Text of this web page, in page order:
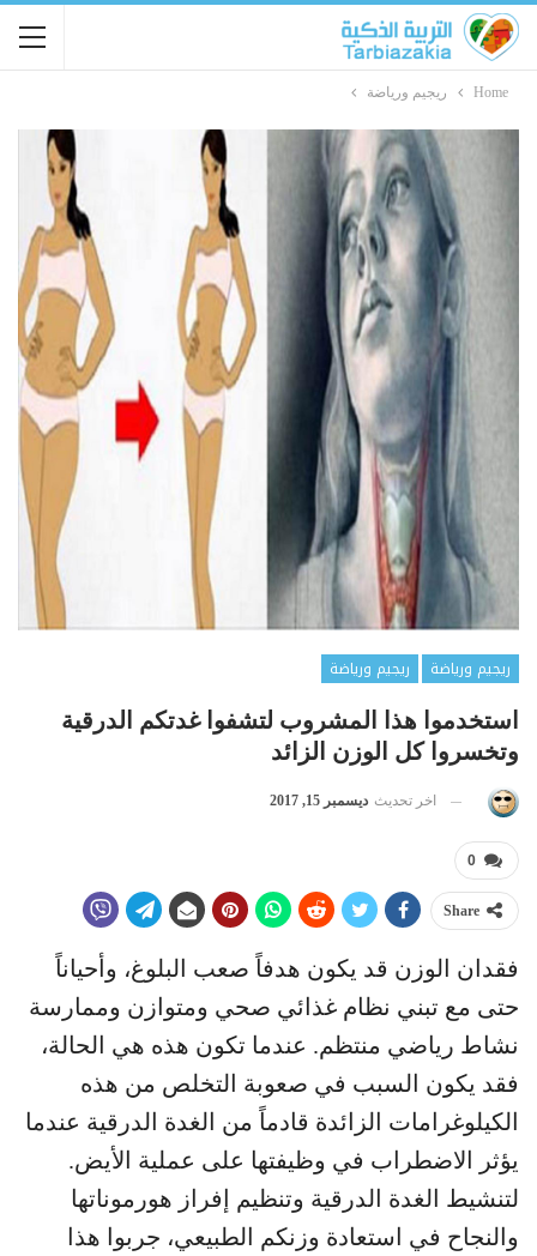
Home ريجيم ورياضة
ريجيم ورياضة
ريجيم ورياضة
استخدموا هذا المشروب لتشفوا غدتكم الدرقية
وتخسروا كل الوزن الزائد
اخر تحديث ديسمبر 15, 2017
0
Share
فقدان الوزن قد يكون هدفاً صعب البلوغ، وأحياناً
حتى مع تبني نظام غذائي صحي ومتوازن وممارسة
نشاط رياضي منتظم. عندما تكون هذه هي الحالة،
فقد يكون السبب في صعوبة التخلص من هذه
الكيلوغرامات الزائدة قادماً من الغدة الدرقية عندما
يؤثر الاضطراب في وظيفتها على عملية الأيض.
لتنشيط الغدة الدرقية وتنظيم إفراز هورموناتها
والنجاح في استعادة وزنكم الطبيعي، جربوا هذا